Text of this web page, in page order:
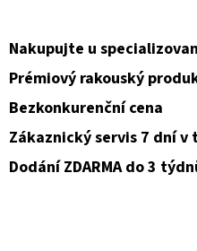
Nakupujte u
Prémiový rakouský
Bezkonkurenční cena
Zákaznický servis 7 dní
Dodání ZDARMA do 3